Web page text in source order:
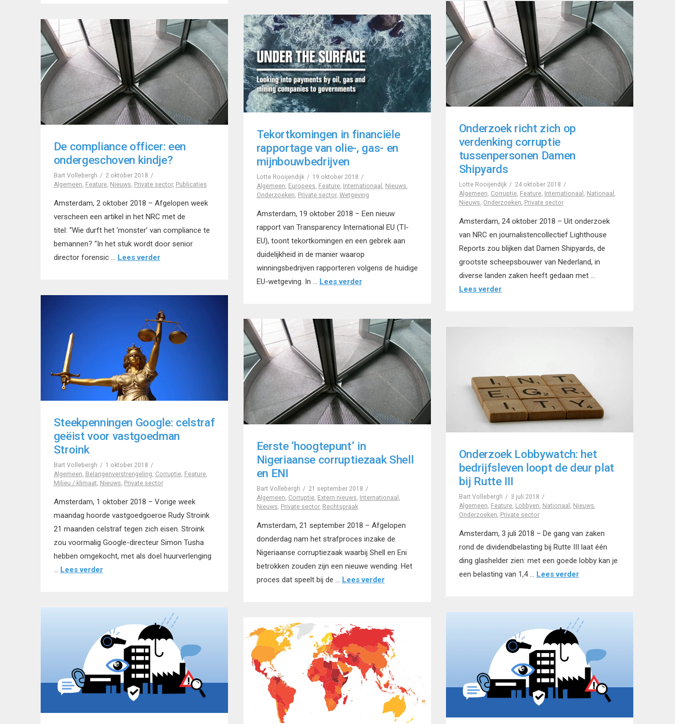
Onderzoek richt zich op
verdenking corruptie
tussenpersonen Damen
Shipyards
Lotte Rooijendijk
24 oktober 2018
Algemeen, Corruptie, Feature, Internationaal , Nationaal ,
Nieuws, Onderzoeken, Private sector
Amsterdam, 24 oktober 2018 – Uit onderzoek
van NRC en journalistencollectief Lighthouse
Reports zou blijken dat Damen Shipyards, de
grootste scheepsbouwer van Nederland, in
diverse landen zaken heeft gedaan met …
Lees verder
Tekortkomingen in financiële
rapportage van olie-, gas- en
mijnbouwbedrijven
Lotte Rooijendijk
19 oktober 2018
Algemeen Europees Feature, Internationaal Nieuws
Onderzoeken Private sector, Wetgeving
Amsterdam, 19 oktober 2018 – Een nieuw
rapport van Transparency International EU (TI-
EU), toont tekortkomingen en een gebrek aan
duidelijkheid in de manier waarop
winningsbedrijven rapporteren volgens de huidige
EU-wetgeving. In … Lees verder
De compliance officer: een
ondergeschoven kindje?
Bart Vollebergh
2 oktober 2018
Algemeen, Feature, Nieuws, Private sector, Publicaties
Amsterdam, 2 oktober 2018 – Afgelopen week
verscheen een artikel in het NRC met de
titel: “Wie durft het ‘monster’ van compliance te
bemannen? “In het stuk wordt door senior
director forensic … Lees verder
Steekpenningen Google: celstraf
geëist voor vastgoedman
Stroink
Bart Vollebergh
1 oktober 2018
Algemeen, Belangenverstrengeling, Corruptie, Feature,
Milieu / klimaat, Nieuws, Private sector
Amsterdam, 1 oktober 2018 – Vorige week
maandag hoorde vastgoedgoeroe Rudy Stroink
21 maanden celstraf tegen zich eisen. Stroink
zou voormalig Google-directeur Simon Tusha
hebben omgekocht, met als doel huurverlenging
… Lees verder
Eerste ‘hoogtepunt’ in
Nigeriaanse corruptiezaak Shell
en ENI
Bart Vollebergh
21 september 2018
Algemeen, Corruptie, Extern nieuws, Internationaal ,
Nieuws, Private sector, Rechtspraak
Amsterdam, 21 september 2018 – Afgelopen
donderdag nam het strafproces inzake de
Nigeriaanse corruptiezaak waarbij Shell en Eni
betrokken zouden zijn een nieuwe wending. Het
proces dat speelt bij de … Lees verder
Onderzoek Lobbywatch: het
bedrijfsleven loopt de deur plat
bij Rutte III
Bart Vollebergh
3 juli 2018
Algemeen, Feature, Lobbyen, Nationaal , Nieuws,
Onderzoeken, Private sector
Amsterdam, 3 juli 2018 – De gang van zaken
rond de dividendbelasting bij Rutte III laat één
ding glashelder zien: met een goede lobby kan je
een belasting van 1,4 … Lees verder